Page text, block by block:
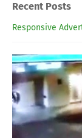
Recent Posts
Responsive